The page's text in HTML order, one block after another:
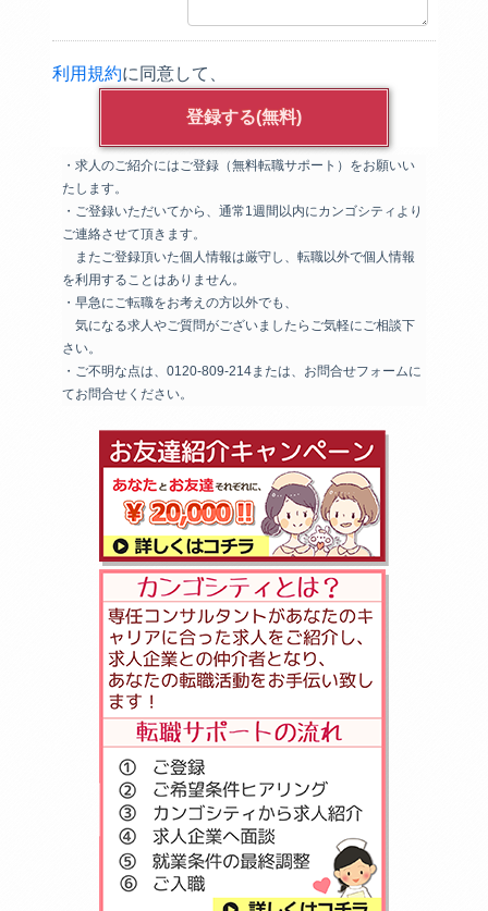
利用規約に同意して、
・求人のご紹介にはご登録（無料転職サポート）をお願いい
たします。
・ご登録いただいてから、通常1週間以内にカンゴシティより
ご連絡させて頂きます。
またご登録頂いた個人情報は厳守し、転職以外で個人情報
を利用することはありません。
・早急にご転職をお考えの方以外でも、
気になる求人やご質問がございましたらご気軽にご相談下
さい。
・ご不明な点は、0120-809-214または、お問合せフォームに
てお問合せください。